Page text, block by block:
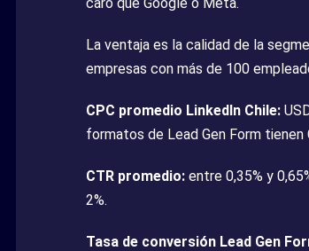
La ventaja es la calidad de la
empresas con más de 100
CPC promedio LinkedIn Chile:
formatos de Lead Gen Form
CTR promedio: entre 0,35% y
2%.
Tasa de conversión Lead Gen